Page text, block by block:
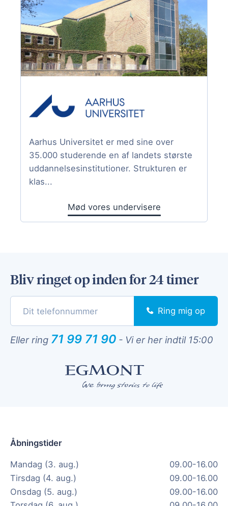
Aarhus Universitet er med sine over
35.000 studerende en af landets største
uddannelsesinstitutioner. Strukturen er
klas...
Mød vores undervisere
Bliv ringet op inden for 24 timer
Ring mig op
Eller ring 71 99 71 90 - Vi er her indtil 15:00
Åbningstider
Mandag (3. aug.)
09.00-16.00
Tirsdag (4. aug.)
09.00-16.00
Onsdag (5. aug.)
09.00-16.00